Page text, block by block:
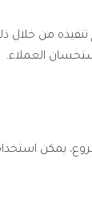
من خلال
العملاء.
يمكن